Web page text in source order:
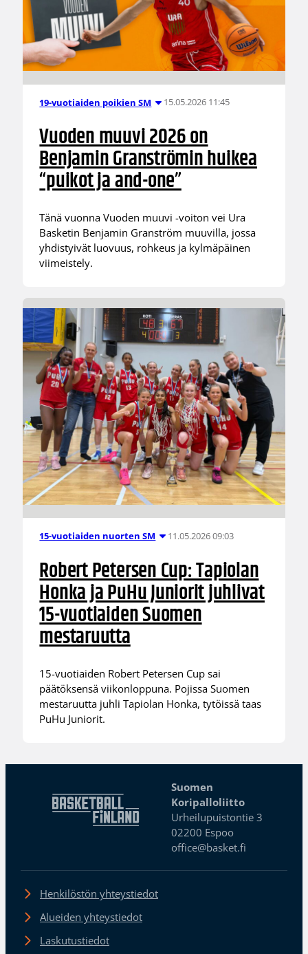
19-vuotiaiden poikien SM 15.05.2026 11:45
Vuoden muuvi 2026 on
Benjamin Granströmin huikea
“puikot ja and-one”
Tänä vuonna Vuoden muuvi -voiton vei Ura
Basketin Benjamin Granström muuvilla, jossa
yhdistyivät luovuus, rohkeus ja kylmäpäinen
viimeistely.
15-vuotiaiden nuorten SM 11.05.2026 09:03
Robert Petersen Cup: Tapiolan
Honka ja PuHu Juniorit juhlivat
15-vuotiaiden Suomen
mestaruutta
15-vuotiaiden Robert Petersen Cup sai
päätöksensä viikonloppuna. Pojissa Suomen
mestaruutta juhli Tapiolan Honka, tytöissä taas
PuHu Juniorit.
Suomen
Koripalloliitto
Urheilupuistontie 3
02200 Espoo
office@basket.fi
Henkilöstön yhteystiedot
Alueiden yhteystiedot
Laskutustiedot